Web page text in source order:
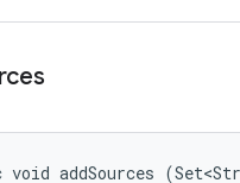
addSources